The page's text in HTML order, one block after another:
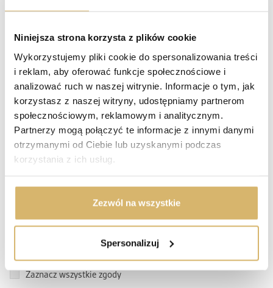
Niniejsza strona korzysta z plików cookie
Wykorzystujemy pliki cookie do spersonalizowania treści
i reklam, aby oferować funkcje społecznościowe i
analizować ruch w naszej witrynie. Informacje o tym, jak
korzystasz z naszej witryny, udostępniamy partnerom
społecznościowym, reklamowym i analitycznym.
Partnerzy mogą połączyć te informacje z innymi danymi
otrzymanymi od Ciebie lub uzyskanymi podczas
korzystania z ich usług.
Zezwól na wszystkie
Spersonalizuj
Zaznacz wszystkie zgody